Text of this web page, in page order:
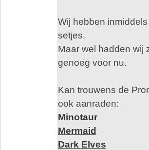
Wij hebben
setjes.
Maar wel hadden wij
genoeg voor nu.
Kan trouwens de
ook aanraden:
Minotaur
Mermaid
Dark Elves